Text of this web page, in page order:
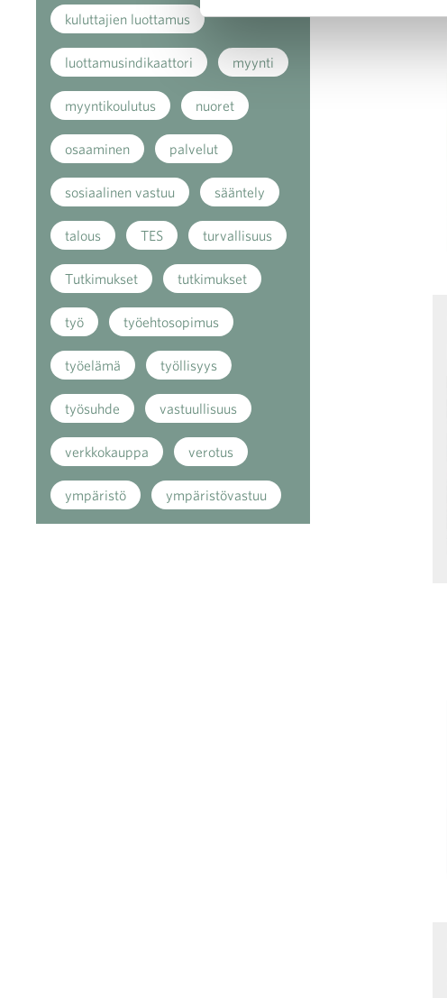
kuluttajien luottamus
luottamusindikaattori myynti
myyntikoulutus nuoret
osaaminen palvelut
sosiaalinen vastuu sääntely
talous TES turvallisuus
Tutkimukset tutkimukset
työ työehtosopimus
työelämä työllisyys
työsuhde vastuullisuus
verkkokauppa verotus
ympäristö ympäristövastuu